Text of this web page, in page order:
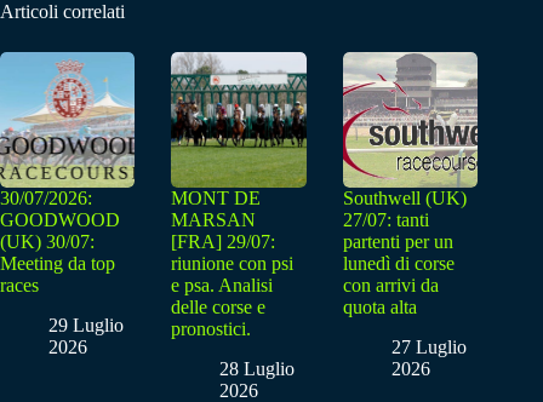
Articoli correlati
30/07/2026:
GOODWOOD
(UK) 30/07:
Meeting da top
races
29 Luglio
2026
MONT DE
MARSAN
[FRA] 29/07:
riunione con psi
e psa. Analisi
delle corse e
pronostici.
28 Luglio
2026
Southwell (UK)
27/07: tanti
partenti per un
lunedì di corse
con arrivi da
quota alta
27 Luglio
2026